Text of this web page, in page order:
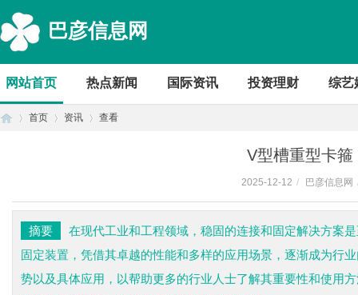
巴彦信息网
网站首页 热点新闻 国际资讯 投资理财 综艺
首页 资讯 查看
V型槽重型卡
2025-12-12 / 巴彦信息网
摘要
在现代工业和工程领域，稳固的连接和固定解决方案
固定装置，凭借其卓越的性能和多样的应用场景，逐渐成为行
势以及具体应用，以帮助更多的行业人士了解其重要性和使用